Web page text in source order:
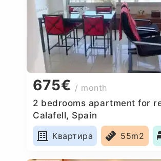
675€ / month
2 bedrooms apartment for
Calafell, Spain
Квартира
55m2